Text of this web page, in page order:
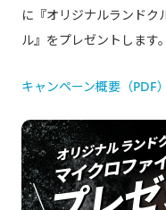
に『オリジナルランドク
ル』をプレゼントします
キャンペーン概要（PDF）